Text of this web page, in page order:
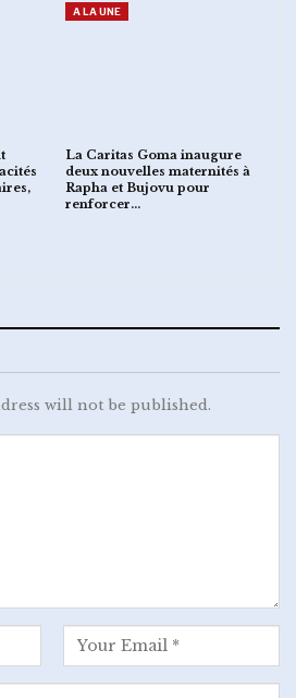
A LA UNE
La Caritas Goma inaugure
deux nouvelles maternités à
Rapha et Bujovu pour
renforcer…
will not be published.